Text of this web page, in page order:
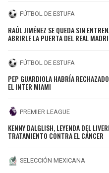
FÚTBOL DE ESTUFA
RAÚL JIMÉNEZ SE QUEDA SIN
ABRIRLE LA PUERTA DEL REAL
FÚTBOL DE ESTUFA
PEP GUARDIOLA HABRÍA
EL INTER MIAMI
PREMIER LEAGUE
KENNY DALGLISH, LEYENDA DEL
TRATAMIENTO CONTRA EL CÁNCER
SELECCIÓN MEXICANA